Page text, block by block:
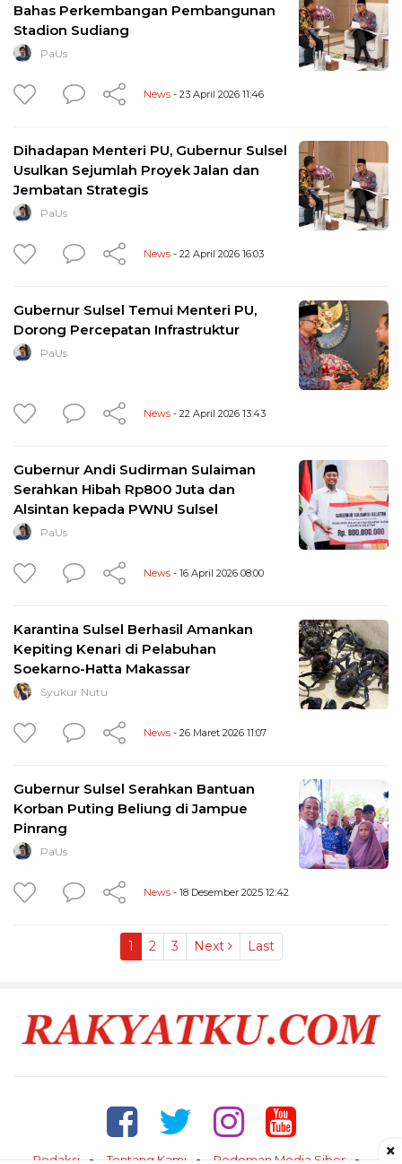
Bahas Perkembangan Pembangunan
Stadion Sudiang
PaUs
News - 23 April 2026 11:46
Dihadapan Menteri PU, Gubernur Sulsel
Usulkan Sejumlah Proyek Jalan dan
Jembatan Strategis
PaUs
News - 22 April 2026 16:03
Gubernur Sulsel Temui Menteri PU,
Dorong Percepatan Infrastruktur
PaUs
News - 22 April 2026 13:43
Gubernur Andi Sudirman Sulaiman
Serahkan Hibah Rp800 Juta dan
Alsintan kepada PWNU Sulsel
PaUs
News - 16 April 2026 08:00
Karantina Sulsel Berhasil Amankan
Kepiting Kenari di Pelabuhan
Soekarno-Hatta Makassar
Syukur Nutu
News - 26 Maret 2026 11:07
Gubernur Sulsel Serahkan Bantuan
Korban Puting Beliung di Jampue
Pinrang
PaUs
News - 18 Desember 2025 12:42
1 2 3 Next Last
Redaksi Tentang Kami Pedoman Media Siber ×